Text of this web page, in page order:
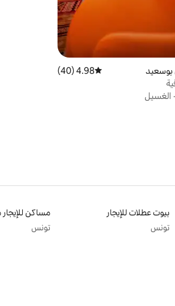
متوسط التقييم 4.98 من 5، 40 مراجعات
4.98 (40)
· الغسيل
بيوت عطلات للإيجار
تونس
تونس